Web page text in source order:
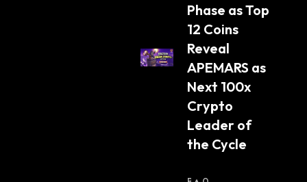
Phase as Top
12 Coins
Reveal
APEMARS as
Next 100x
Crypto
Leader of
the Cycle